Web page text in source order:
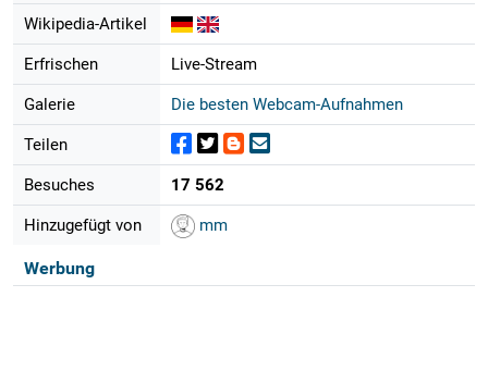
Wikipedia-Artikel
Erfrischen Live-Stream
Galerie Die besten Webcam-Aufnahmen
Teilen
Besuches 17 562
Hinzugefügt von mm
Werbung